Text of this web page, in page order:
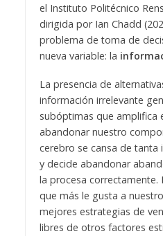
el Instituto Politécnico
dirigida por Ian Chadd
problema de toma de
nueva variable: la
La presencia de
información irrelevante
subóptimas que amplifica
abandonar nuestro
cerebro se cansa de
y decide abandonar
la procesa correctamente.
que más le gusta a
mejores estrategias de
libres de otros factores